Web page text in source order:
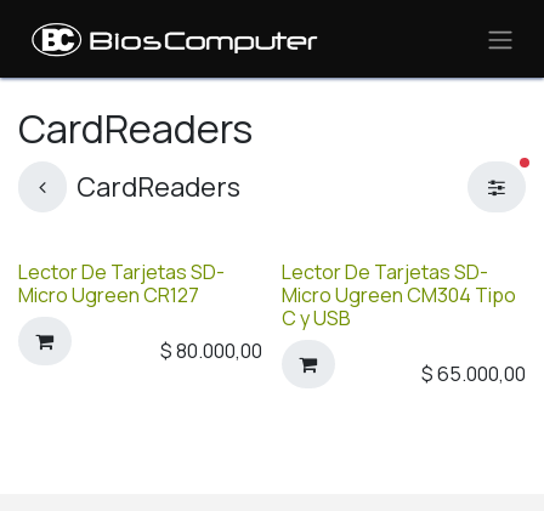
CardReaders
CardReaders
Lector De Tarjetas SD-
Micro Ugreen CR127
$80.000,00
Lector De Tarjetas SD-
Micro Ugreen CM304 Tipo
C y USB
$65.000,00